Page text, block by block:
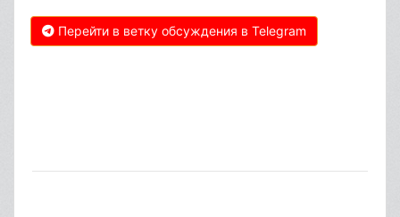
Перейти в ветку обсуждения в Telegram